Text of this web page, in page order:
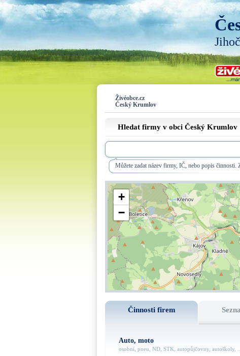
Živéobce.cz
Český Krumlov
Hledat firmy v obci Český Krumlov
Můžete zadat název firmy, IČ, nebo popis činnosti.
+
−
Činnosti firem
Auto, moto
osobní, pneu, ND, STK, autopůjčovny, autoškoly, ...